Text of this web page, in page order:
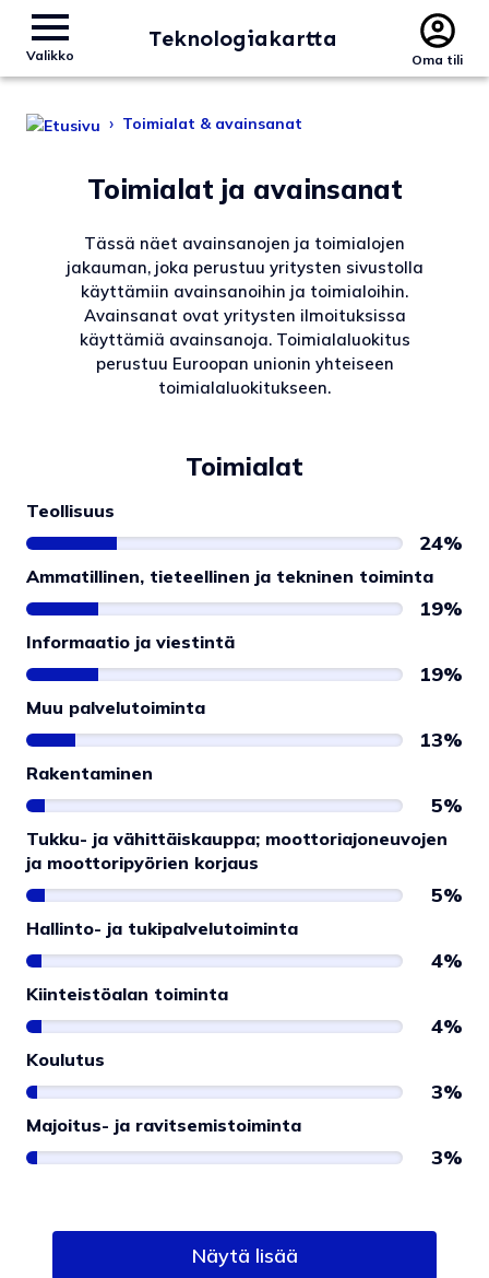
Valikko
Teknologiakartta
Oma tili
› Toimialat & avainsanat
Toimialat ja avainsanat
Tässä näet avainsanojen ja toimialojen
jakauman, joka perustuu yritysten sivustolla
käyttämiin avainsanoihin ja toimialoihin.
Avainsanat ovat yritysten ilmoituksissa
käyttämiä avainsanoja. Toimialaluokitus
perustuu Euroopan unionin yhteiseen
toimialaluokitukseen.
Toimialat
Teollisuus
24%
Ammatillinen, tieteellinen ja tekninen toiminta
19%
Informaatio ja viestintä
19%
Muu palvelutoiminta
13%
Rakentaminen
5%
Tukku- ja vähittäiskauppa; moottoriajoneuvojen
ja moottoripyörien korjaus
5%
Hallinto- ja tukipalvelutoiminta
4%
Kiinteistöalan toiminta
4%
Koulutus
3%
Majoitus- ja ravitsemistoiminta
3%
Näytä lisää